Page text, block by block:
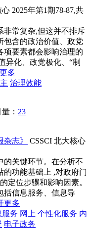
心 2025年第1期78-87,共
非常复杂,但这并不排斥
包含的政治价值、政党
项要素都会影响治理的
异化、政党极化、“制
多
治理效能
： 23
杂志》 CSSCI 北大核心
的关键环节。在分析不
的功能基础上 ,对政府门
定位步骤和影响因素。
括信息服务、信息导
更多
服务 网上 个性化服务 内
电子政务